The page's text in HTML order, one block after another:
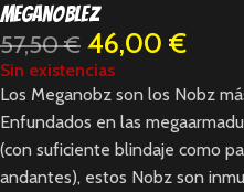
Meganoblez
57,50€ 46,00 €
Sin existencias
Los Meganobz son los Nobz
Enfundados en las
(con suficiente blindaje como
andantes), estos Nobz son